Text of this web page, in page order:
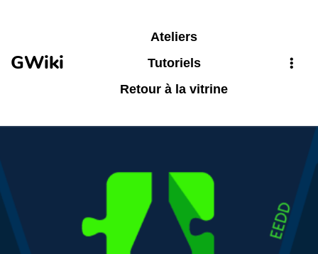
GWiki
Ateliers
Tutoriels
Retour à la vitrine